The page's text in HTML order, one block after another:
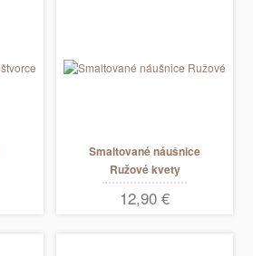
Smaltované náušnice
Ružové kvety
12,90 €